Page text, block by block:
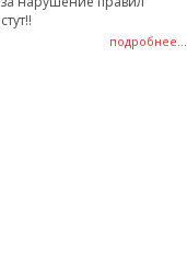
подробнее...